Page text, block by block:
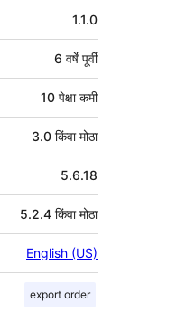
1.1.0
6 वर्षेपूर्वी
10 पेक्षा कमी
3.0 किंवा मोठा
5.6.18
5.2.4 किंवा मोठा
English (US)
export order